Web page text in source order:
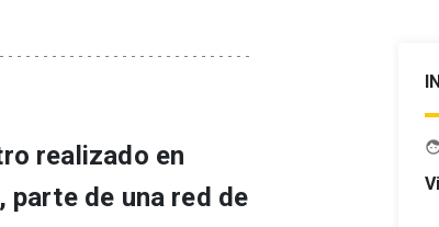
realizado en
parte de una red de